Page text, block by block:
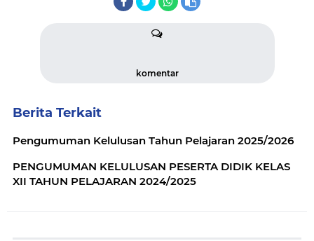
komentar
Berita Terkait
Pengumuman Kelulusan Tahun Pelajaran 2025/2026
PENGUMUMAN KELULUSAN PESERTA DIDIK KELAS
XII TAHUN PELAJARAN 2024/2025